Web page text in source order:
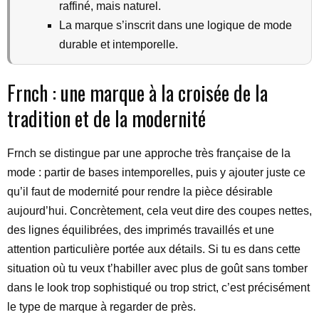
raffiné, mais naturel.
La marque s’inscrit dans une logique de mode
durable et intemporelle.
Frnch : une marque à la croisée de la
tradition et de la modernité
Frnch se distingue par une approche très française de la
mode : partir de bases intemporelles, puis y ajouter juste ce
qu’il faut de modernité pour rendre la pièce désirable
aujourd’hui. Concrètement, cela veut dire des coupes nettes,
des lignes équilibrées, des imprimés travaillés et une
attention particulière portée aux détails. Si tu es dans cette
situation où tu veux t’habiller avec plus de goût sans tomber
dans le look trop sophistiqué ou trop strict, c’est précisément
le type de marque à regarder de près.